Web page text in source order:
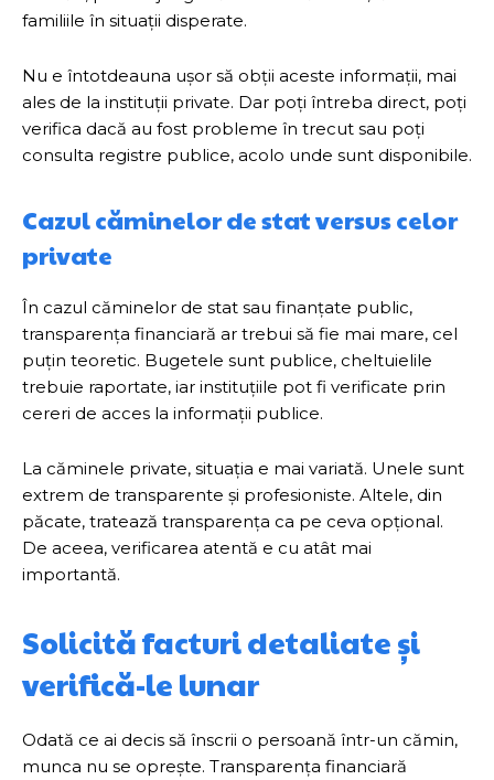
familiile în situații disperate.
Nu e întotdeauna ușor să obții aceste informații, mai
ales de la instituții private. Dar poți întreba direct, poți
verifica dacă au fost probleme în trecut sau poți
consulta registre publice, acolo unde sunt disponibile.
Cazul căminelor de stat versus celor
private
În cazul căminelor de stat sau finanțate public,
transparența financiară ar trebui să fie mai mare, cel
puțin teoretic. Bugetele sunt publice, cheltuielile
trebuie raportate, iar instituțiile pot fi verificate prin
cereri de acces la informații publice.
La căminele private, situația e mai variată. Unele sunt
extrem de transparente și profesioniste. Altele, din
păcate, tratează transparența ca pe ceva opțional.
De aceea, verificarea atentă e cu atât mai
importantă.
Solicită facturi detaliate și
verifică-le lunar
Odată ce ai decis să înscrii o persoană într-un cămin,
munca nu se oprește. Transparența financiară